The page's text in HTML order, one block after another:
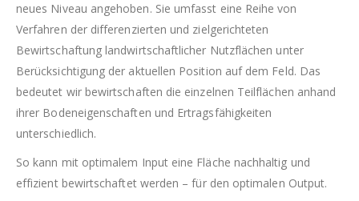
neues Niveau angehoben. Sie umfasst eine Reihe von
Verfahren der differenzierten und zielgerichteten
Bewirtschaftung landwirtschaftlicher Nutzflächen unter
Berücksichtigung der aktuellen Position auf dem Feld. Das
bedeutet wir bewirtschaften die einzelnen Teilflächen anhand
ihrer Bodeneigenschaften und Ertragsfähigkeiten
unterschiedlich.
So kann mit optimalem Input eine Fläche nachhaltig und
effizient bewirtschaftet werden – für den optimalen Output.